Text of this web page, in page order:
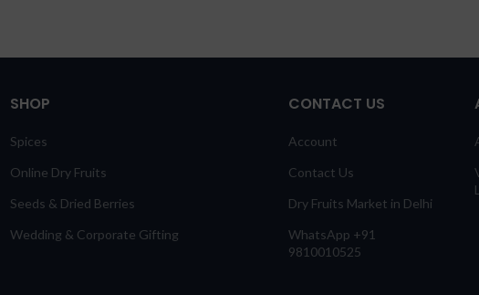
SHOP
Spices
Online Dry Fruits
Seeds & Dried Berries
Wedding & Corporate Gifting
CONTACT US
Account
Contact Us
Dry Fruits Market in Delhi
WhatsApp +91
9810010525